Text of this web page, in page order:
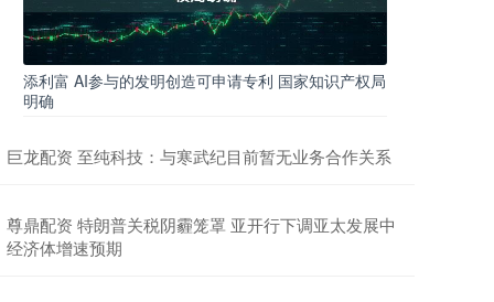
添利富 AI参与的发明创造可申请专利 国家知识产权局
明确
巨龙配资 至纯科技：与寒武纪目前暂无业务合作关系
尊鼎配资 特朗普关税阴霾笼罩 亚开行下调亚太发展中
经济体增速预期